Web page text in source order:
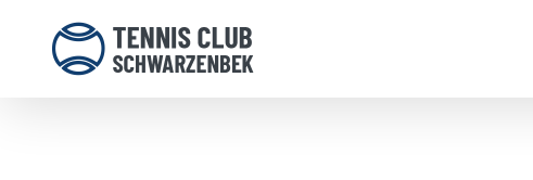
springen